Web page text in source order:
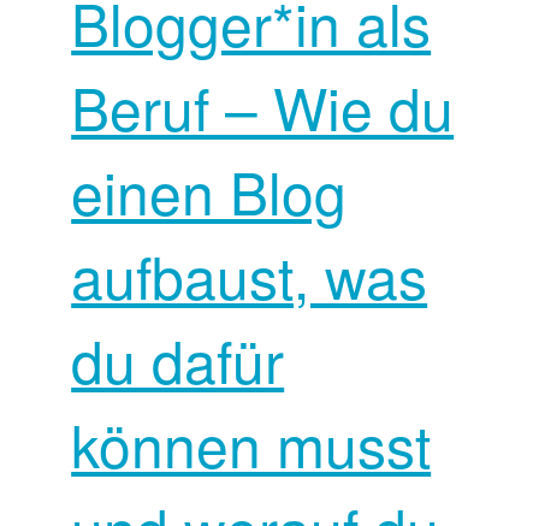
Blogger*in als
Beruf – Wie du
einen Blog
aufbaust, was
du dafür
können musst